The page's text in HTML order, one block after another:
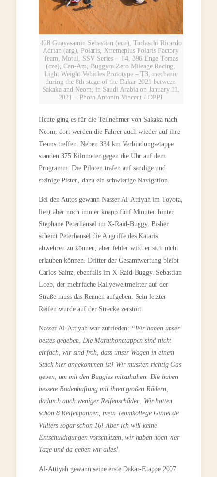
428 Guayasamin Sebastian (ecu), Torlaschi Ricardo
Adrian (arg), Polaris, Xtremeplus Polaris Factory
Team, Motul, SSV Series – T4, 396 Enge Tomas
(cze), Can-Am, Buggyra Zero Mileage Racing,
Light Weight Vehicles Prototype – T3, mechanic
during the 8th stage of the Dakar 2021 between
Sakaka and Neom, in Saudi Arabia on January 11,
2021 – Photo Antonin Vincent / DPPI
Heute ging es für die Teilnehmer von Sakaka nach
Neom, dort werden die Fahrer auch wieder auf ihre
Teams treffen. Neben 334 km Verbindungsetappe
standen 375 Kilometer gegen die Uhr auf dem
Programm. Die Piloten trafen auf sandige und
steinige Pisten, dazu ein schwierige Navigation.
Bei den Autos gewann Nasser Al-Attiyah im Toyota,
liegt aber noch immer knapp fünf Minuten hinter
Stephane Peterhansel im X-Raid-Buggy. Bisher
scheint Peterhansel die Angriffe des Kataris
abwehren zu können, aber fehler wird er sich nicht
erlauben können. Dritter der Gesamtwertung bleibt
Carlos Sainz, ebenfalls im X-Raid-Buggy. Sebastian
Loeb, der mehrfache Rallyeweltmeister auf der
Straße muss das Rennen aufgeben. Sein letzter
Reifen wurde auf der Strecke zerstört.
Nasser Al-Attiyah war zufrieden: “Wir haben unser
bestes gegeben. Die Marathonetappen sind nicht
einfach, wir sind froh, dass unser Wagen in einem
Stück hier angekommen ist! Wir mussten richtig Gas
geben, um mit den Buggies mitzuhalten. Die haben
bessere Bodenhaftung mit ihren großen Rädern,
dadurch auch weniger Reifenschäden. Wir hatten
schon 8 Reifenpannen, mein Teamkollege Giniel de
Villiers sogar schon 16! Aber ich will keine
Entschuldigungen vorschützen, wir haben noch vier
Tage und da geben wir alles!
Al-Attiyah gewann seine erste Dakar-Etappe 2007